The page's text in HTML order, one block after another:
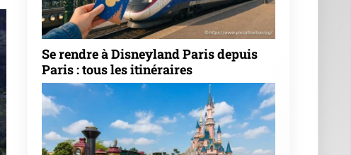
Se rendre à Disneyland Paris depuis
Paris : tous les itinéraires